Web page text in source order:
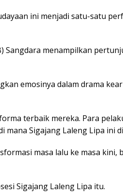
ini menjadi satu-satu
Sangdara menampilkan
emosinya dalam drama
terbaik mereka. Para
mana Sigajang Laleng Lipa ini
masa lalu ke masa kini,
Sigajang Laleng Lipa itu.